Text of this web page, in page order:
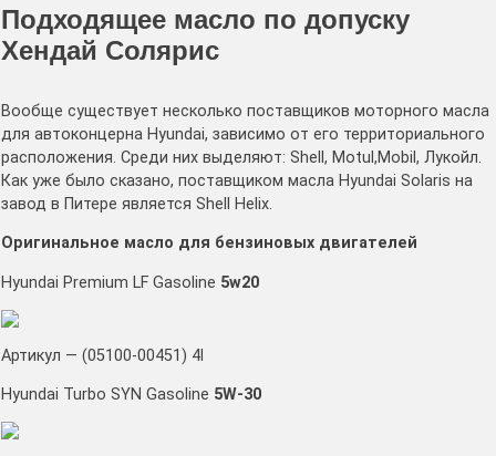
Подходящее масло по допуску
Хендай Солярис
Вообще существует несколько поставщиков моторного масла
для автоконцерна Hyundai, зависимо от его территориального
расположения. Среди них выделяют: Shell, Motul,Mobil, Лукойл.
Как уже было сказано, поставщиком масла Hyundai Solaris на
завод в Питере является Shell Helix.
Оригинальное масло для бензиновых двигателей
Hyundai Premium LF Gasoline 5w20
Артикул — (05100-00451) 4l
Hyundai Turbo SYN Gasoline 5W-30